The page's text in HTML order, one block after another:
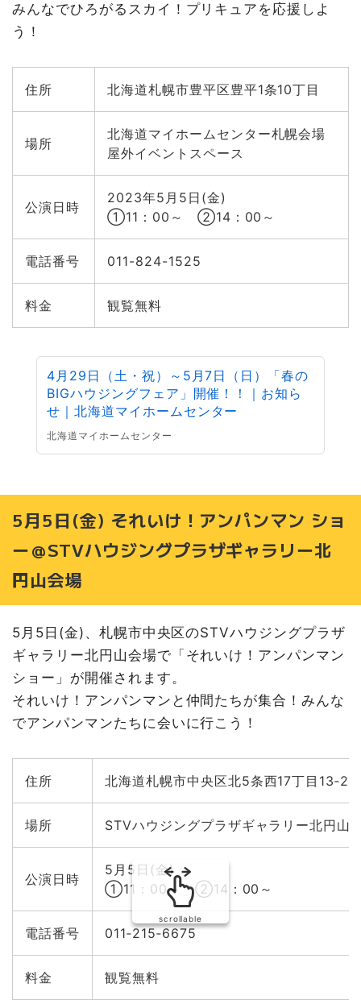
みんなでひろがるスカイ！プリキュアを応援しよ
う！
住所 北海道札幌市豊平区豊平1条10丁目
場所
北海道マイホームセンター札幌会場
屋外イベントスペース
公演日時
2023年5月5日(金)
①11：00～ ②14：00～
電話番号 011-824-1525
料金 観覧無料
4月29日（土・祝）～5月7日（日）「春の
BIGハウジングフェア」開催！！｜お知ら
せ｜北海道マイホームセンター
北海道マイホームセンター
5月5日(金) それいけ！アンパンマン ショ
ー＠STVハウジングプラザギャラリー北
円山会場
5月5日(金)、札幌市中央区のSTVハウジングプラザ
ギャラリー北円山会場で「それいけ！アンパンマン
ショー」が開催されます。
それいけ！アンパンマンと仲間たちが集合！みんな
でアンパンマンたちに会いに行こう！
住所 北海道札幌市中央区北5条西17丁目13‐2
場所 STVハウジングプラザギャラリー北円山
公演日時
5月5日(金)
①11：00～ ②14：00～
電話番号 011‐215‐6675
料金 観覧無料
scrollable